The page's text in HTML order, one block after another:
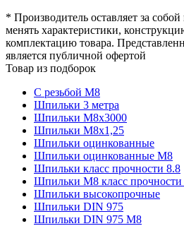
* Производитель оставляет за
менять характеристики,
комплектацию товара.
является публичной офертой
Товар из подборок
С резьбой М8
Шпильки 3 метра
Шпильки М8х3000
Шпильки М8х1,25
Шпильки оцинкованные
Шпильки оцинкованные М8
Шпильки класс прочности 8.8
Шпильки М8 класс прочности
Шпильки высокопрочные
Шпильки DIN 975
Шпильки DIN 975 М8